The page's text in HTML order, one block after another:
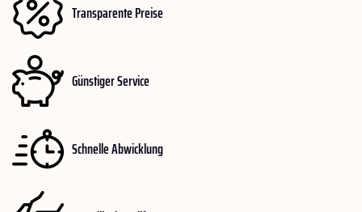
Transparente Preise
Günstiger Service
Schnelle Abwicklung